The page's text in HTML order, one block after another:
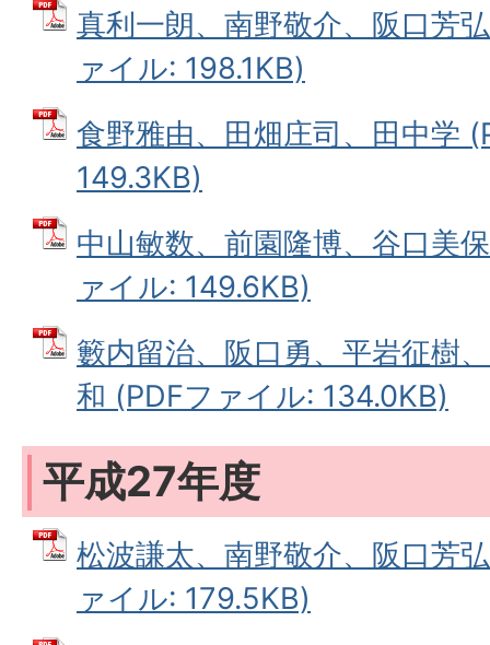
真利一朗、南野敬介、阪口芳
ァイル: 198.1KB)
食野雅由、田畑庄司、田中学
149.3KB)
中山敏数、前園隆博、谷口美
ァイル: 149.6KB)
籔内留治、阪口勇、平岩征樹
和 (PDFファイル: 134.0KB)
平成27年度
松波謙太、南野敬介、阪口芳
ァイル: 179.5KB)